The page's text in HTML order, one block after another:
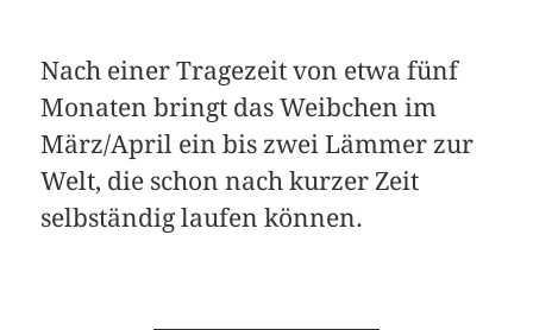
Nach einer Tragezeit von etwa fünf
Monaten bringt das Weibchen im
März/April ein bis zwei Lämmer zur
Welt, die schon nach kurzer Zeit
selbständig laufen können.